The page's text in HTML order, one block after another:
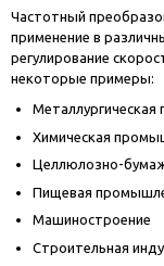
Частотный
применение в
регулирование
некоторые примеры:
Химическая
Целлюлозно-
Пищевая
Машиностроение
Строительная